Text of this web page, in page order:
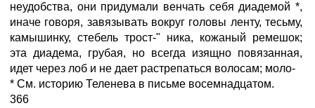
неудобства, они придумали венчать себя диадемой *,
иначе говоря, завязывать вокруг головы ленту, тесьму,
камышинку, стебель трост-" ника, кожаный ремешок;
эта диадема, грубая, но всегда изящно повязанная,
идет через лоб и не дает растрепаться волосам; моло-
* См. историю Теленева в письме восемнадцатом.
366